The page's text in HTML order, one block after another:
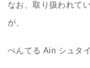
なお、取り扱われて
が、
ぺんてる Ain シュタ